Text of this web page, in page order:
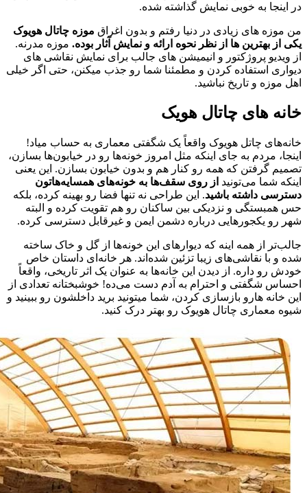
در اینجا به خوبی نمایش گذاشته شده.
من موزه های زیادی در دنیا رفتم و بدون اغراق موزه چاتال هویوک
یکی از بهترین ها از نظر نحوه ارائه و نمایش آثار بوده. موزه مدرنه.
از ویدیو پروژکتور و انیمیشن های جالب برای نمایش نقاشی های
دیواری استفاده کردن و مطمئنا شما رو جذب میکنن، حتی اگر خیلی
اهل موزه و تاریخ نباشید.
خانه های چاتال هویک
خانه‌های چاتل هویوک واقعاً یک شگفتی معماری به حساب میاد!
اینجا، مردم به جای اینکه مثل امروز خونه‌ها رو در خیابون‌ها بسازن،
تصمیم گرفتن که همه رو کنار هم و بدون خیابون بسازن. این یعنی
اینکه شما می‌تونید از روی سقف‌ها به خونه‌های همسایه‌هاتون
دسترسی داشته باشید. این طراحی نه تنها فضا رو بهینه کرده، بلکه
حس همبستگی و نزدیکی بین ساکنان رو هم تقویت کرده و البته
شهر رو یکجورهایی درباره دشمن ایمن و غیرقابل دسترسی کرده.
جالب‌تر از همه اینه که دیوارهای این خونه‌ها از گل و خاک ساخته
شده و با نقاشی‌های زیبا تزئین شده‌اند. هر خانه‌ای داستان خاص
خودش رو داره. از دیدن این خانه‌ها به عنوان یک اثر تاریخی، واقعاً
احساس شگفتی و احترام به آدم دست می‌ده! خوشبختانه تعدادی از
این خانه هارو بازسازی کردن، شما میتونید برید داخلشون رو ببینید و
شیوه معماری چاتال هویوک رو بهتر درک کنید.